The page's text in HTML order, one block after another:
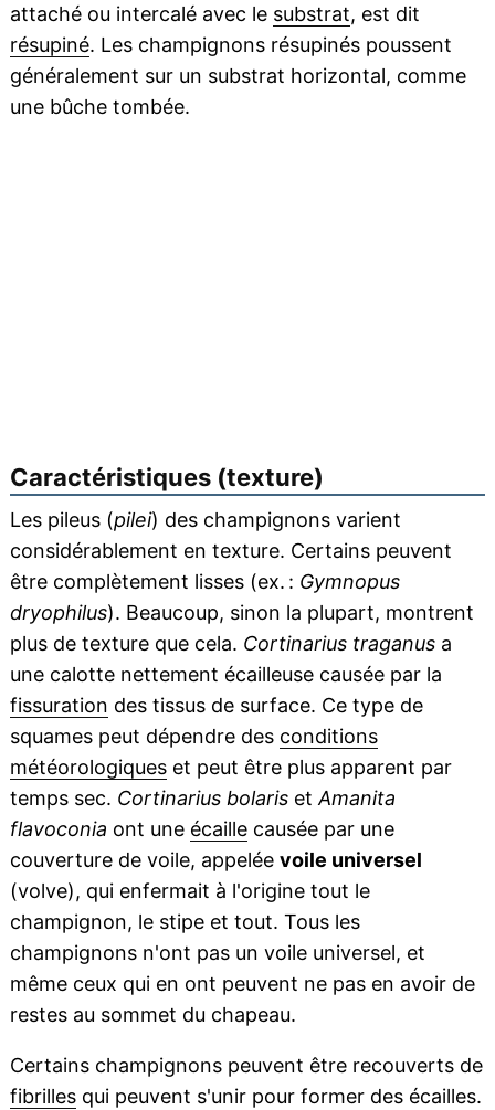
attaché ou intercalé avec le substrat, est dit
résupiné. Les champignons résupinés poussent
généralement sur un substrat horizontal, comme
une bûche tombée.
Caractéristiques (texture)
Les pileus (pilei) des champignons varient
considérablement en texture. Certains peuvent
être complètement lisses (ex. : Gymnopus
dryophilus). Beaucoup, sinon la plupart, montrent
plus de texture que cela. Cortinarius traganusa
une calotte nettement écailleuse causée par la
fissuration des tissus de surface. Ce type de
squames peut dépendre des conditions
météorologiqueset peut être plus apparent par
temps sec. Cortinarius bolarisetAmanita
flavoconia ont une écaillecausée par une
couverture de voile, appelée voile universel
(volve), qui enfermait à l'origine tout le
champignon, le stipe et tout. Tous les
champignons n'ont pas un voile universel, et
même ceux qui en ont peuvent ne pas en avoir de
restes au sommet du chapeau.
Certains champignons peuvent être recouverts de
fibrillesqui peuvent s'unir pour former des écailles.